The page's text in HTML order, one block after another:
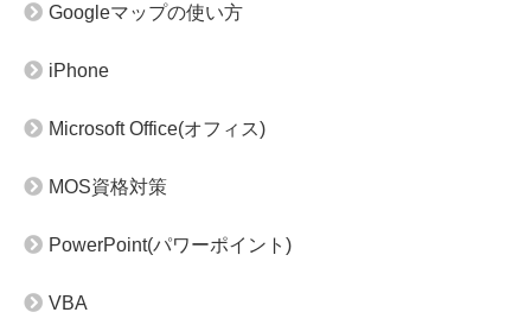
Googleマップの使い方
iPhone
Microsoft Office(オフィス)
MOS資格対策
PowerPoint(パワーポイント)
VBA